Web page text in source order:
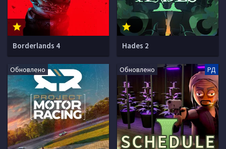
Borderlands 4 Hades 2
Обновлено Обновлено РД